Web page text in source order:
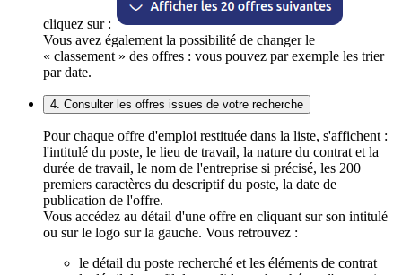
cliquez sur :
Vous avez également la possibilité de changer le
« classement » des offres : vous pouvez par exemple les trier
par date.
4. Consulter les offres issues de votre recherche
Pour chaque offre d'emploi restituée dans la liste, s'affichent :
l'intitulé du poste, le lieu de travail, la nature du contrat et la
durée de travail, le nom de l'entreprise si précisé, les 200
premiers caractères du descriptif du poste, la date de
publication de l'offre.
Vous accédez au détail d'une offre en cliquant sur son intitulé
ou sur le logo sur la gauche. Vous retrouvez :
le détail du poste recherché et les éléments de contrat